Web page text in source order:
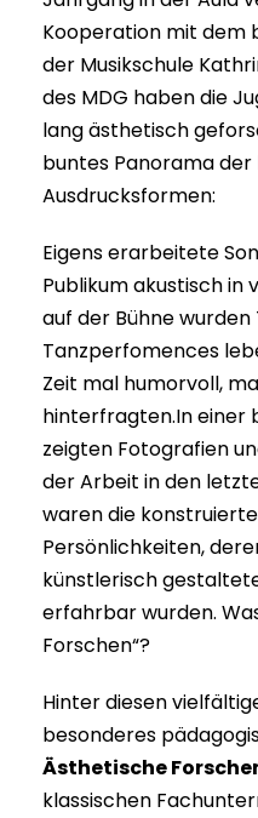
Kooperation mit dem
der Musikschule
des MDG haben die
lang ästhetisch
buntes Panorama
Ausdrucksformen:
Eigens erarbeitete
Publikum akustisch in
auf der Bühne
Tanzperfomences
Zeit mal humorvoll,
hinterfragten.In einer
zeigten Fotografien
der Arbeit in den
waren die
Persönlichkeiten,
künstlerisch
erfahrbar wurden.
Forschen“?
Hinter diesen
besonderes
Ästhetische
klassischen